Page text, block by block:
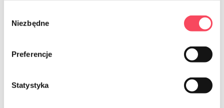
zgody
Niezbędne
Preferencje
Statystyka
Prihláste sa na odber noviniek